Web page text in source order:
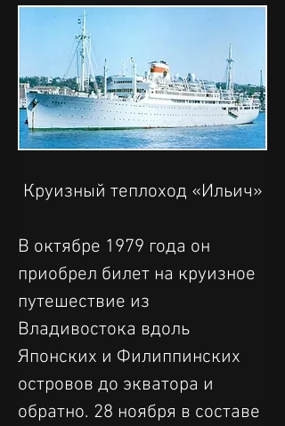
Круизный теплоход «Ильич»
В октябре 1979 года он
приобрел билет на круизное
путешествие из
Владивостока вдоль
Японских и Филиппинских
островов до экватора и
обратно. 28 ноября в составе